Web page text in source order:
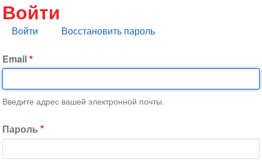
Войти
Главные
Войти Восстановить пароль
Email
Введите адрес вашей электронной почты.
Пароль